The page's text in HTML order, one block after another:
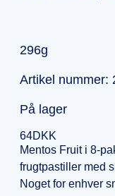
296g
Artikel nummer:
På lager
64DKK
Mentos Fruit i 8-
frugtpastiller med
Noget for enhver